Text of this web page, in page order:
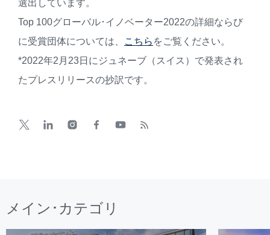
選出しています。
Top 100グローバル･イノベーター2022の詳細ならび
に受賞団体については、
こちら をご覧ください。
*2022年2月23日にジュネーブ（スイス）で発表され
たプレスリリースの抄訳です。
メイン･カテゴリ